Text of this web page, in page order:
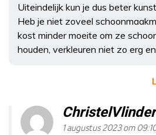
Uiteindelijk kun je dus beter
Heb je niet zoveel
kost minder moeite om ze
houden, verkleuren niet zo erg
ChristelVlinder
1 augustus 2023 om